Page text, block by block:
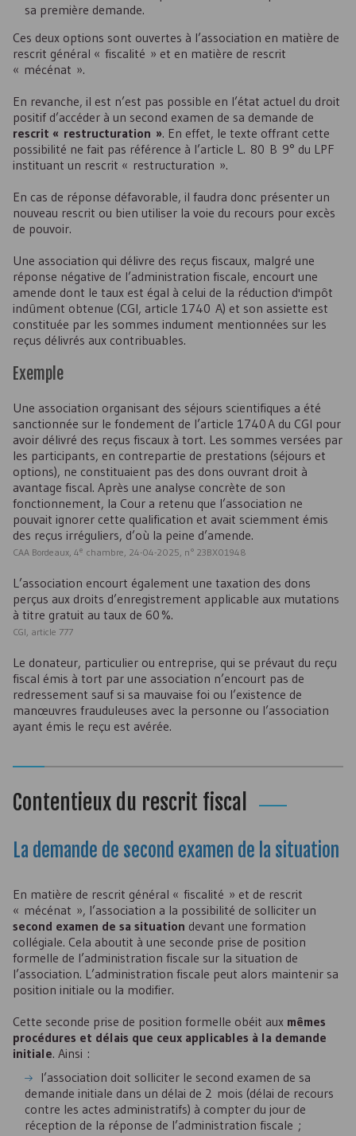
sa première demande.
Ces deux options sont ouvertes à l’association en matière de
rescrit général « fiscalité » et en matière de rescrit
« mécénat ».
En revanche, il est n’est pas possible en l’état actuel du droit
positif d’accéder à un second examen de sa demande de
rescrit « restructuration ». En effet, le texte offrant cette
possibilité ne fait pas référence à l’article L. 80 B 9° du LPF
instituant un rescrit « restructuration ».
En cas de réponse défavorable, il faudra donc présenter un
nouveau rescrit ou bien utiliser la voie du recours pour excès
de pouvoir.
Une association qui délivre des reçus fiscaux, malgré une
réponse négative de l’administration fiscale, encourt une
amende dont le taux est égal à celui de la réduction d'impôt
indûment obtenue (CGI, article 1740 A) et son assiette est
constituée par les sommes indument mentionnées sur les
reçus délivrés aux contribuables.
Exemple
Une association organisant des séjours scientifiques a été
sanctionnée sur le fondement de l’article 1740 A du CGI pour
avoir délivré des reçus fiscaux à tort. Les sommes versées par
les participants, en contrepartie de prestations (séjours et
options), ne constituaient pas des dons ouvrant droit à
avantage fiscal. Après une analyse concrète de son
fonctionnement, la Cour a retenu que l’association ne
pouvait ignorer cette qualification et avait sciemment émis
des reçus irréguliers, d’où la peine d’amende.
CAA Bordeaux, 4e chambre, 24-04-2025, n° 23BX01948
L’association encourt également une taxation des dons
perçus aux droits d’enregistrement applicable aux mutations
à titre gratuit au taux de 60 %.
CGI, article 777
Le donateur, particulier ou entreprise, qui se prévaut du reçu
fiscal émis à tort par une association n’encourt pas de
redressement sauf si sa mauvaise foi ou l’existence de
manœuvres frauduleuses avec la personne ou l’association
ayant émis le reçu est avérée.
Contentieux du rescrit fiscal
La demande de second examen de la situation
En matière de rescrit général « fiscalité » et de rescrit
« mécénat », l’association a la possibilité de solliciter un
second examen de sa situation devant une formation
collégiale. Cela aboutit à une seconde prise de position
formelle de l’administration fiscale sur la situation de
l’association. L’administration fiscale peut alors maintenir sa
position initiale ou la modifier.
Cette seconde prise de position formelle obéit aux mêmes
procédures et délais que ceux applicables à la demande
initiale. Ainsi :
l’association doit solliciter le second examen de sa
demande initiale dans un délai de 2 mois (délai de recours
contre les actes administratifs) à compter du jour de
réception de la réponse de l’administration fiscale ;